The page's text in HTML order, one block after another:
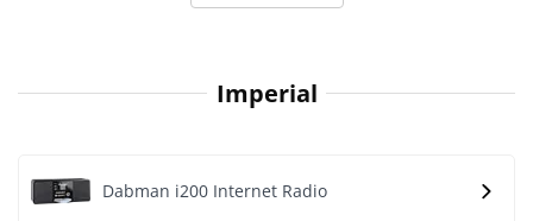
Imperial
Dabman i200 Internet Radio